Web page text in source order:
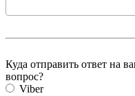
Куда отправить ответ на
вопрос?
Viber